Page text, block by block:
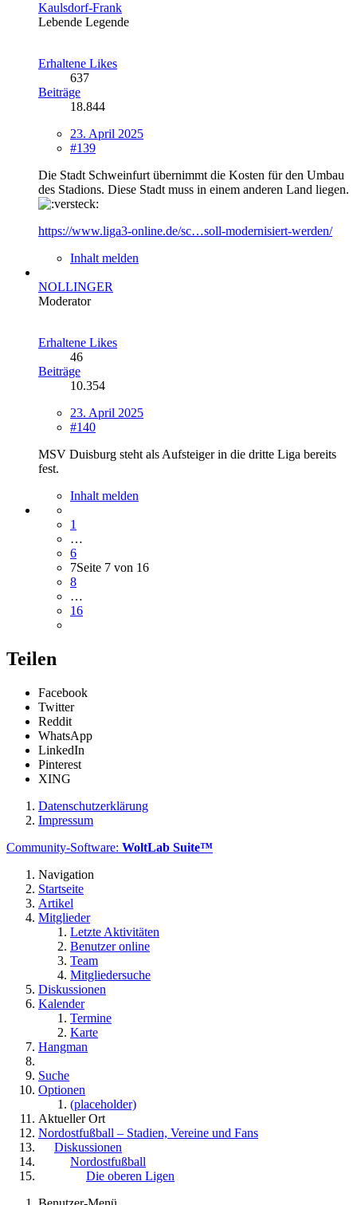
Kaulsdorf-Frank
Lebende Legende
Erhaltene Likes
637
Beiträge
18.844
23. April 2025
#139
Die Stadt Schweinfurt übernimmt die Kosten für den Umbau
des Stadions. Diese Stadt muss in einem anderen Land liegen.
https://www.liga3-online.de/sc…soll-modernisiert-werden/
Inhalt melden
NOLLINGER
Moderator
Erhaltene Likes
46
Beiträge
10.354
23. April 2025
#140
MSV Duisburg steht als Aufsteiger in die dritte Liga bereits
fest.
Inhalt melden
1
…
6
7Seite 7 von 16
8
…
16
Teilen
Facebook
Twitter
Reddit
WhatsApp
LinkedIn
Pinterest
XING
Datenschutzerklärung
Impressum
Community-Software: WoltLab Suite™
Navigation
Startseite
Artikel
Mitglieder
Letzte Aktivitäten
Benutzer online
Team
Mitgliedersuche
Diskussionen
Kalender
Termine
Karte
Hangman
Suche
Optionen
(placeholder)
Aktueller Ort
Nordostfußball – Stadien, Vereine und Fans
Diskussionen
Nordostfußball
Die oberen Ligen